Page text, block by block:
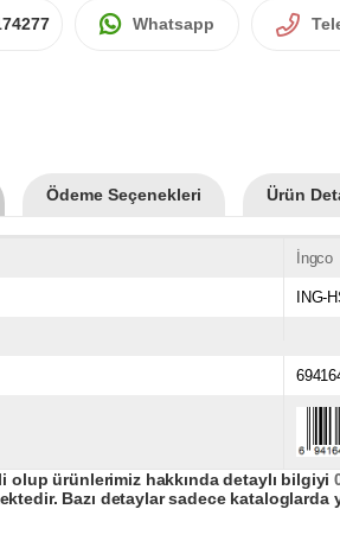
Whatsapp
Ödeme Seçenekleri Ürün
İngco
ING-
olup ürünlerimiz hakkında detaylı bilgiyi
Bazı detaylar sadece kataloglarda